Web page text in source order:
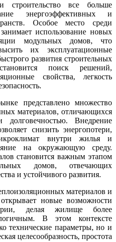
строительство все больше
энергоэффективных и
Особое место среди
использование новых
модульных домов, что
их эксплуатационные
развития строительных
поиск решений,
свойства, легкость
материалов, отличающихся
Внедрение
снизить энергопотери,
внутри жилья и
на окружающую среду.
становится важным этапом
домов, отвечающих
и устойчивого развития.
материалов и
новые возможности
делая жилище более
В этом контексте
технические параметры, но и
целесообразность, простота